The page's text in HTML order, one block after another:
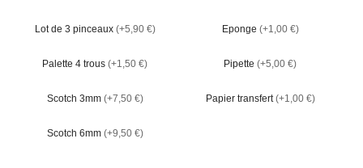
Lot de 3 pinceaux (+5,90 €) Eponge (+1,00 €)
Palette 4 trous (+1,50 €) Pipette (+5,00 €)
Scotch 3mm (+7,50 €) Papier transfert(+1,00 €)
Scotch 6mm (+9,50 €)